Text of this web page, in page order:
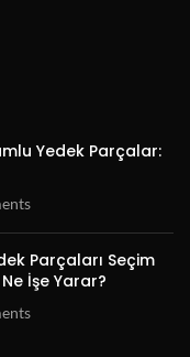
Yedek Parçalar:
Parçaları Seçim
İşe Yarar?